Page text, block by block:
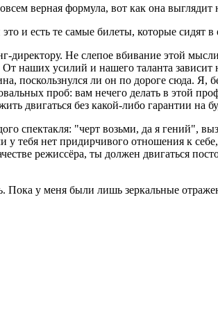
верная формула, вот как она
и есть те самые билеты, которые
директору. Не слепое вбивание этой
наших усилий и нашего таланта зависит
поскользнулся ли он по дороге сюда.
проб: вам нечего делать в этой
двигаться без какой-либо гарантии на
спектакля: "черт возьми, да я гений",
у тебя нет придирчивого отношения к
режиссёра, ты должен двигаться
у меня были лишь зеркальные